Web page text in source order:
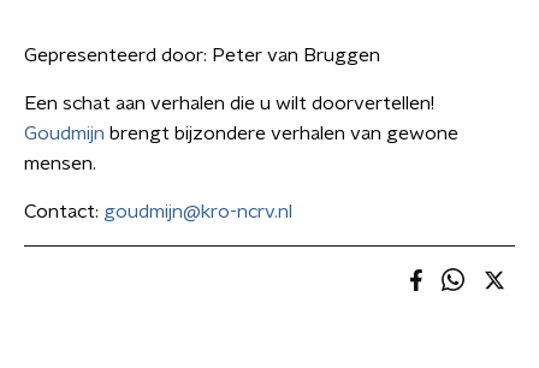
Gepresenteerd door: Peter van Bruggen
Een schat aan verhalen die u wilt doorvertellen!
Goudmijn brengt bijzondere verhalen van gewone
mensen.
Contact: goudmijn@kro-ncrv.nl